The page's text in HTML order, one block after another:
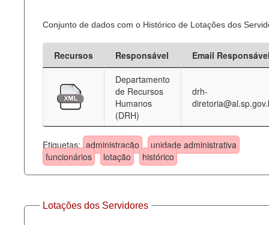
Conjunto de dados com o Histórico de Lotações dos
Recursos Responsável
Email
Departamento
de Recursos
Humanos
(DRH)
drh-
Etiquetas: administração
unidade administrativa
funcionários
lotação histórico
Lotações dos Servidores